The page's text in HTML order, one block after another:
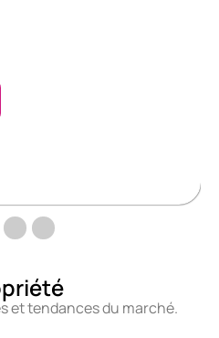
et tendances du marché.